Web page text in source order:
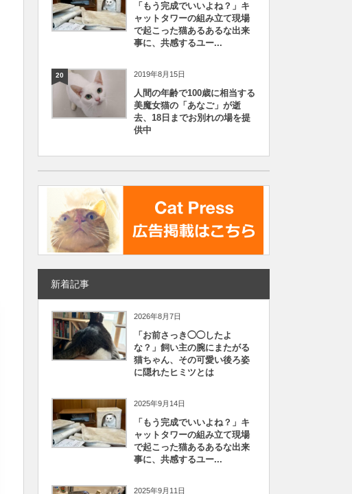
「もう完成でいいよね？」キ
ャットタワーの組み立て現場
で起こった猫あるあるな出来
事に、共感するユー...
20 2019年8月15日
人間の年齢で100歳に相当する
美魔女猫の「あなご」が逝
去、18日までお別れの場を提
供中
新着記事
2026年8月7日
「お前さっき◯◯したよ
な？」飼い主の腕にまたがる
猫ちゃん、その可愛い後ろ姿
に隠れたヒミツとは
2025年9月14日
「もう完成でいいよね？」キ
ャットタワーの組み立て現場
で起こった猫あるあるな出来
事に、共感するユー...
2025年9月11日